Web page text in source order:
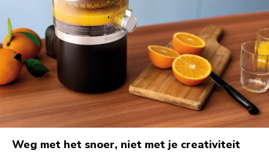
Weg met het snoer, niet met je creativiteit